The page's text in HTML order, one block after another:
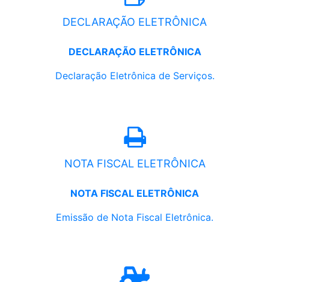
DECLARAÇÃO ELETRÔNICA
DECLARAÇÃO ELETRÔNICA
Declaração Eletrônica de Serviços.
NOTA FISCAL ELETRÔNICA
NOTA FISCAL ELETRÔNICA
Emissão de Nota Fiscal Eletrônica.